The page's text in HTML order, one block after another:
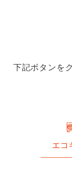
下記ボタンを
エコ